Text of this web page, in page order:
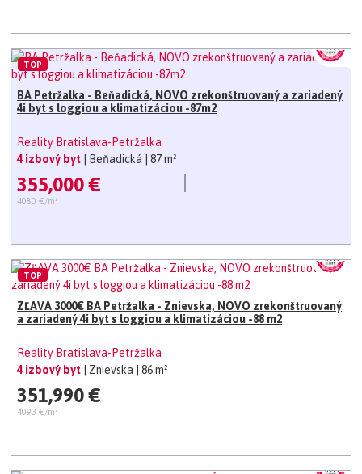
BA Petržalka - Beňadická, NOVO zrekonštruovaný a zariadený
4i byt s loggiou a klimatizáciou -87m2
Reality Bratislava-Petržalka
4 izbový byt
| Beňadická | 87 m²
355,000 €
4080 €/m²
TOP
ZĽAVA 3000€ BA Petržalka - Znievska, NOVO zrekonštruovaný
a zariadený 4i byt s loggiou a klimatizáciou -88 m2
Reality Bratislava-Petržalka
4 izbový byt
| Znievska | 86 m²
351,990 €
4093 €/m²
TOP